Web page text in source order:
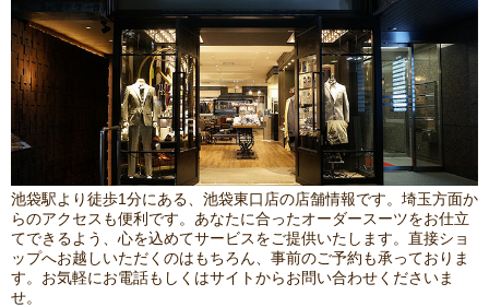
池袋駅より徒歩1分にある、池袋東口店の店舗情報です。埼玉方面か
らのアクセスも便利です。あなたに合ったオーダースーツをお仕立
てできるよう、心を込めてサービスをご提供いたします。直接ショ
ップへお越しいただくのはもちろん、事前のご予約も承っておりま
す。お気軽にお電話もしくはサイトからお問い合わせくださいま
せ。